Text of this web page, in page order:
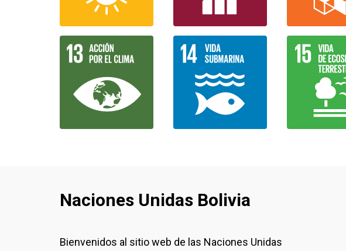
Naciones Unidas Bolivia
Bienvenidos al sitio web de las Naciones Unidas